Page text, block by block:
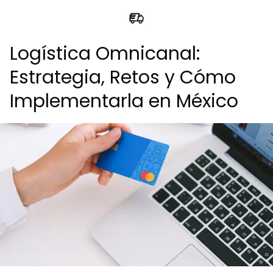
Logística Omnicanal:
Estrategia, Retos y Cómo
Implementarla en México